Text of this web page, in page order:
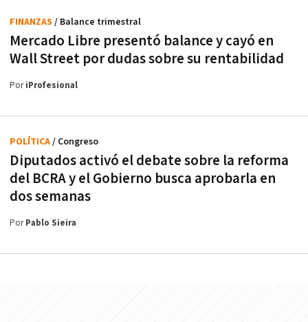
Mercado Libre presentó balance y cayó en
Wall Street por dudas sobre su rentabilidad
FINANZAS / Balance trimestral
PoriProfesional
Diputados activó el debate sobre la reforma
del BCRA y el Gobierno busca aprobarla en
dos semanas
POLÍTICA/ Congreso
PorPablo Sieira